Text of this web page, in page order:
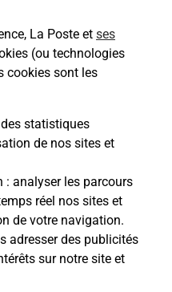
La Poste et ses
(ou technologies
cookies sont les
statistiques
de nos sites et
: analyser les parcours
réel nos sites et
de votre navigation.
adresser des publicités
sur notre site et
une
?
t-elle
?
de la route
quelles